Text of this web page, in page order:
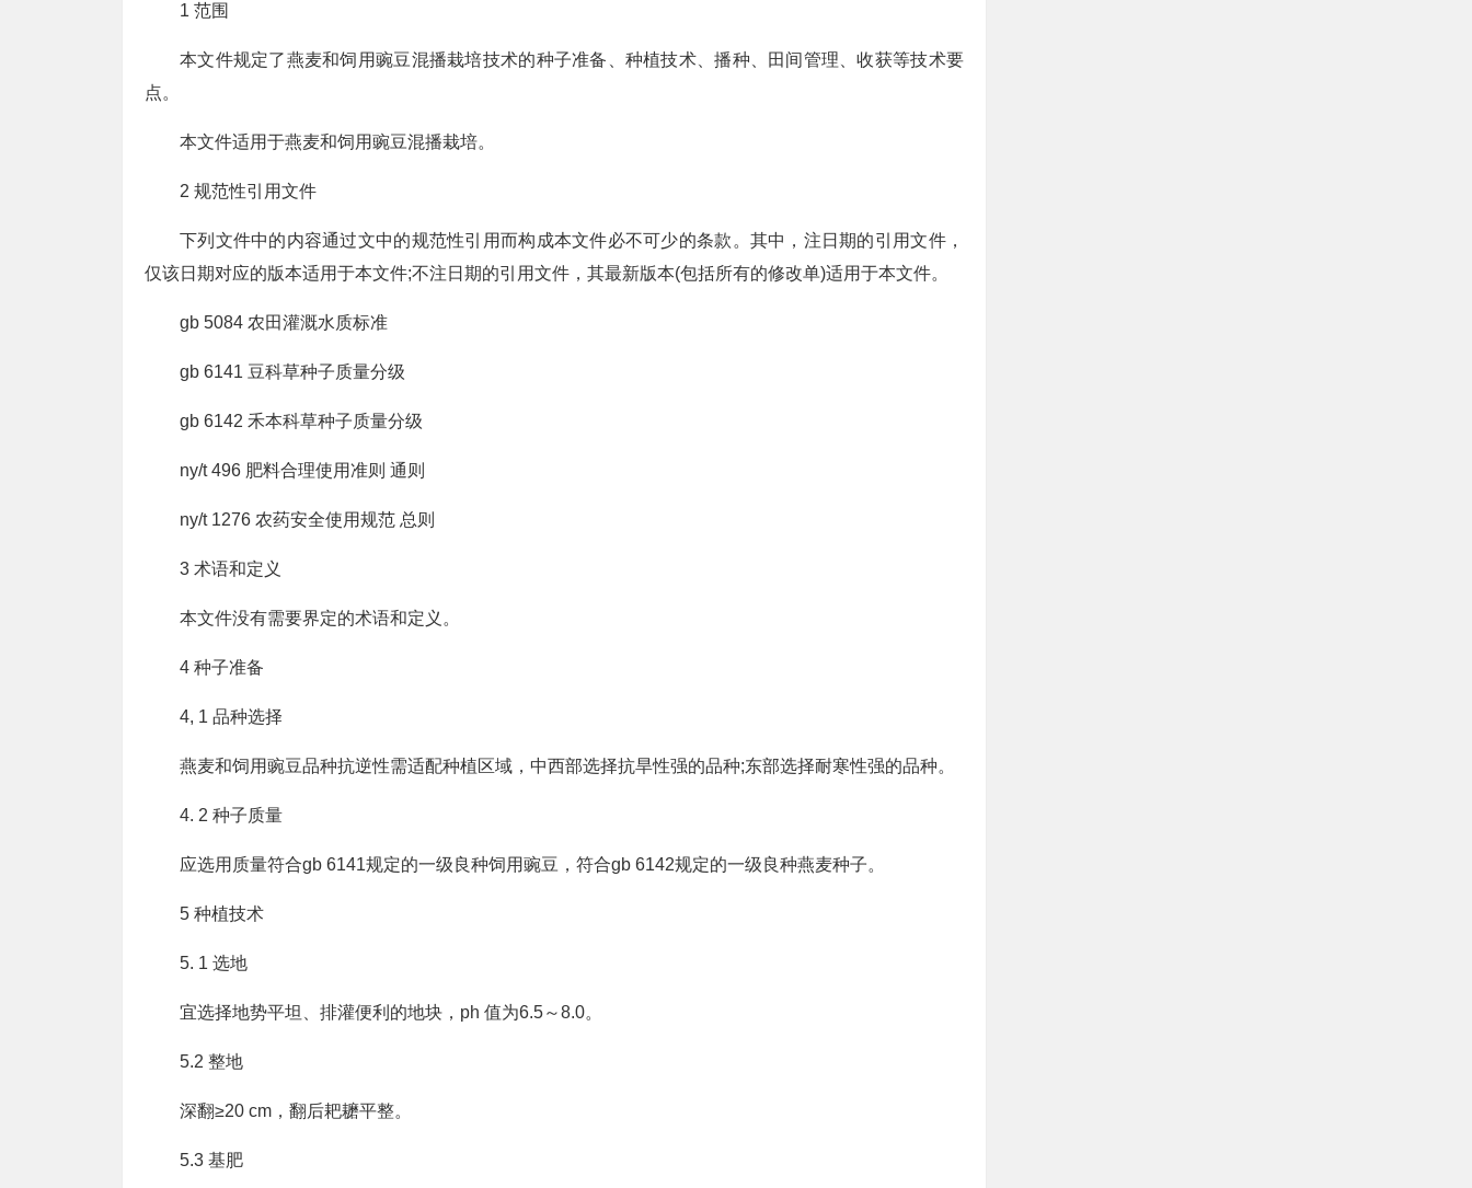
1 范围
本文件规定了燕麦和饲用豌豆混播栽培技术的种子准备、种植技术、播种、田间管理、收获等技术要
点。
本文件适用于燕麦和饲用豌豆混播栽培。
2 规范性引用文件
下列文件中的内容通过文中的规范性引用而构成本文件必不可少的条款。其中，注日期的引用文件，
仅该日期对应的版本适用于本文件;不注日期的引用文件，其最新版本(包括所有的修改单)适用于本文件。
gb 5084 农田灌溉水质标准
gb 6141 豆科草种子质量分级
gb 6142 禾本科草种子质量分级
ny/t 496 肥料合理使用准则 通则
ny/t 1276 农药安全使用规范 总则
3 术语和定义
本文件没有需要界定的术语和定义。
4 种子准备
4, 1 品种选择
燕麦和饲用豌豆品种抗逆性需适配种植区域，中西部选择抗旱性强的品种;东部选择耐寒性强的品种。
4. 2 种子质量
应选用质量符合gb 6141规定的一级良种饲用豌豆，符合gb 6142规定的一级良种燕麦种子。
5 种植技术
5. 1 选地
宜选择地势平坦、排灌便利的地块，ph 值为6.5～8.0。
5.2 整地
深翻≥20 cm，翻后耙耱平整。
5.3 基肥